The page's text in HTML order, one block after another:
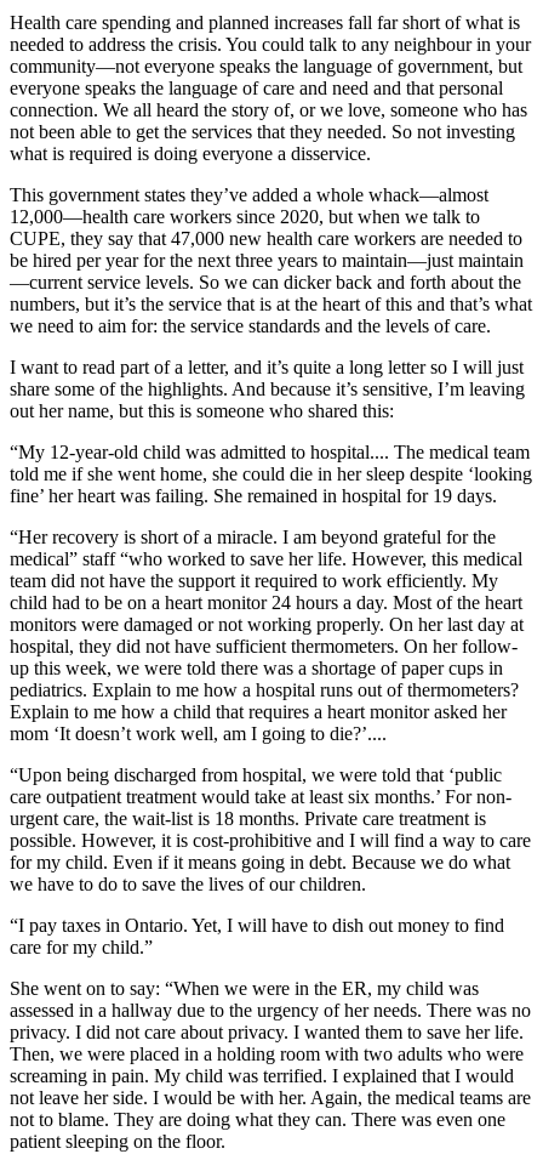
Health care spending and planned increases fall far short of what is
needed to address the crisis. You could talk to any neighbour in your
community—not everyone speaks the language of government, but
everyone speaks the language of care and need and that personal
connection. We all heard the story of, or we love, someone who has
not been able to get the services that they needed. So not investing
what is required is doing everyone a disservice.
This government states they’ve added a whole whack—almost
12,000—health care workers since 2020, but when we talk to
CUPE, they say that 47,000 new health care workers are needed to
be hired per year for the next three years to maintain—just maintain
—current service levels. So we can dicker back and forth about the
numbers, but it’s the service that is at the heart of this and that’s what
we need to aim for: the service standards and the levels of care.
I want to read part of a letter, and it’s quite a long letter so I will just
share some of the highlights. And because it’s sensitive, I’m leaving
out her name, but this is someone who shared this:
“My 12-year-old child was admitted to hospital.... The medical team
told me if she went home, she could die in her sleep despite ‘looking
fine’ her heart was failing. She remained in hospital for 19 days.
“Her recovery is short of a miracle. I am beyond grateful for the
medical” staff “who worked to save her life. However, this medical
team did not have the support it required to work efficiently. My
child had to be on a heart monitor 24 hours a day. Most of the heart
monitors were damaged or not working properly. On her last day at
hospital, they did not have sufficient thermometers. On her follow-
up this week, we were told there was a shortage of paper cups in
pediatrics. Explain to me how a hospital runs out of thermometers?
Explain to me how a child that requires a heart monitor asked her
mom ‘It doesn’t work well, am I going to die?’....
“Upon being discharged from hospital, we were told that ‘public
care outpatient treatment would take at least six months.’ For non-
urgent care, the wait-list is 18 months. Private care treatment is
possible. However, it is cost-prohibitive and I will find a way to care
for my child. Even if it means going in debt. Because we do what
we have to do to save the lives of our children.
“I pay taxes in Ontario. Yet, I will have to dish out money to find
care for my child.”
She went on to say: “When we were in the ER, my child was
assessed in a hallway due to the urgency of her needs. There was no
privacy. I did not care about privacy. I wanted them to save her life.
Then, we were placed in a holding room with two adults who were
screaming in pain. My child was terrified. I explained that I would
not leave her side. I would be with her. Again, the medical teams are
not to blame. They are doing what they can. There was even one
patient sleeping on the floor.